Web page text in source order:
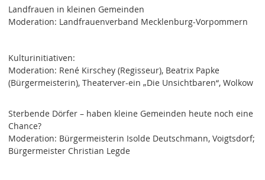
Landfrauen in kleinen Gemeinden
Moderation: Landfrauenverband Mecklenburg-Vorpommern
Kulturinitiativen:
Moderation: René Kirschey (Regisseur), Beatrix Papke
(Bürgermeisterin), Theaterver-ein „Die Unsichtbaren“, Wolkow
Sterbende Dörfer – haben kleine Gemeinden heute noch eine
Chance?
Moderation: Bürgermeisterin Isolde Deutschmann, Voigtsdorf;
Bürgermeister Christian Legde